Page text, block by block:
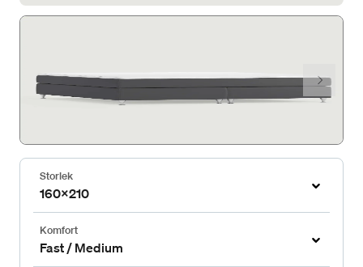
Storlek
160x210
Komfort
Fast / Medium